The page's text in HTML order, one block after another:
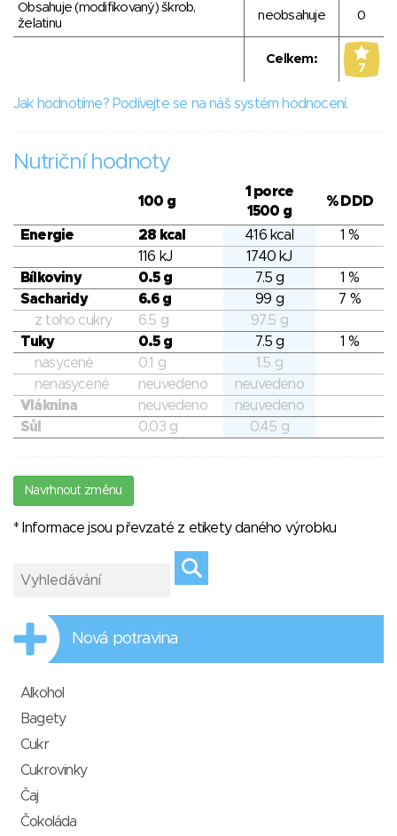
Obsahuje (modifikovaný) škrob,
želatinu
neobsahuje 0
Celkem:
7
Jak hodnotíme? Podívejte se na náš systém hodnocení.
Nutriční hodnoty
100 g
1 porce
1500 g
% DDD
Energie 28 kcal 416 kcal
1 %
116 kJ
1740 kJ
Bílkoviny
0.5 g 7.5 g
1 %
Sacharidy
6.6 g 99 g
7 %
z toho cukry
6.5 g
97.5 g
Tuky
0.5 g 7.5 g
1 %
nasycené
0.1 g
1.5 g
nenasycené
neuvedeno
neuvedeno
Vláknina
neuvedeno
neuvedeno
Sůl
0.03 g 0.45 g
Navrhnout změnu
* Informace jsou převzaté z etikety daného výrobku
Nová potravina
Alkohol
Bagety
Cukr
Cukrovinky
Čaj
Čokoláda